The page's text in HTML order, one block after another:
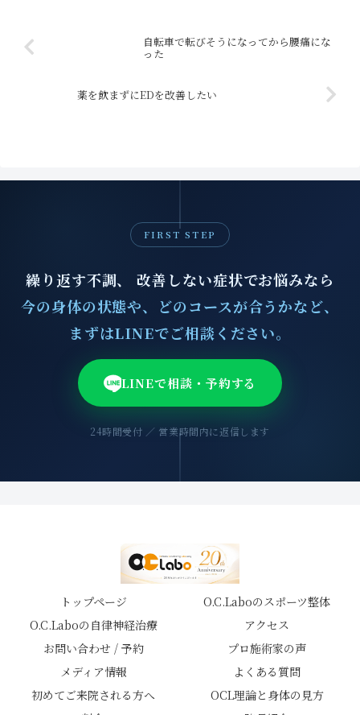
自転車で転びそうになってから腰痛にな
った
薬を飲まずにEDを改善したい
FIRST STEP
繰り返す不調、 改善しない症状でお悩みなら
今の身体の状態や、どのコースが合うかなど、
まずはLINEでご相談ください。
LINEで相談・予約する
24時間受付 ／ 営業時間内に返信します
トップページ
O.C.Laboのスポーツ整体
O.C.Laboの自律神経治療
アクセス
お問い合わせ / 予約
プロ施術家の声
メディア情報
よくある質問
初めてご来院される方へ
OCL理論と身体の見方